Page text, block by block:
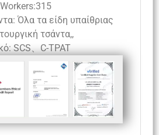
Όλα τα είδη υπαίθριας
τσάντα,,
SCS、C-TPAT